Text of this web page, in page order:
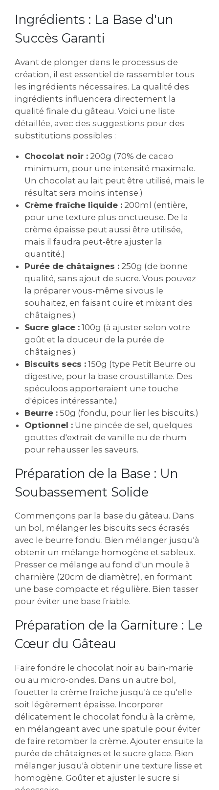
Ingrédients : La Base d'un
Succès Garanti
Avant de plonger dans le processus de
création, il est essentiel de rassembler tous
les ingrédients nécessaires. La qualité des
ingrédients influencera directement la
qualité finale du gâteau. Voici une liste
détaillée, avec des suggestions pour des
substitutions possibles :
Chocolat noir : 200g (70% de cacao
minimum, pour une intensité maximale.
Un chocolat au lait peut être utilisé, mais le
résultat sera moins intense.)
Crème fraîche liquide : 200ml (entière,
pour une texture plus onctueuse. De la
crème épaisse peut aussi être utilisée,
mais il faudra peut-être ajuster la
quantité.)
Purée de châtaignes : 250g (de bonne
qualité, sans ajout de sucre. Vous pouvez
la préparer vous-même si vous le
souhaitez, en faisant cuire et mixant des
châtaignes.)
Sucre glace : 100g (à ajuster selon votre
goût et la douceur de la purée de
châtaignes.)
Biscuits secs : 150g (type Petit Beurre ou
digestive, pour la base croustillante. Des
spéculoos apporteraient une touche
d'épices intéressante.)
Beurre : 50g (fondu, pour lier les biscuits.)
Optionnel : Une pincée de sel, quelques
gouttes d'extrait de vanille ou de rhum
pour rehausser les saveurs.
Préparation de la Base : Un
Soubassement Solide
Commençons par la base du gâteau. Dans
un bol, mélanger les biscuits secs écrasés
avec le beurre fondu. Bien mélanger jusqu'à
obtenir un mélange homogène et sableux.
Presser ce mélange au fond d'un moule à
charnière (20cm de diamètre), en formant
une base compacte et régulière. Bien tasser
pour éviter une base friable.
Préparation de la Garniture : Le
Cœur du Gâteau
Faire fondre le chocolat noir au bain-marie
ou au micro-ondes. Dans un autre bol,
fouetter la crème fraîche jusqu'à ce qu'elle
soit légèrement épaisse. Incorporer
délicatement le chocolat fondu à la crème,
en mélangeant avec une spatule pour éviter
de faire retomber la crème. Ajouter ensuite la
purée de châtaignes et le sucre glace. Bien
mélanger jusqu'à obtenir une texture lisse et
homogène. Goûter et ajuster le sucre si